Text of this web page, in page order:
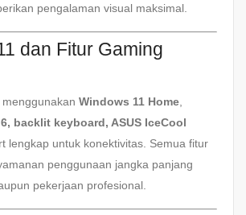
pengalaman visual maksimal.
dan Fitur Gaming
Windows 11 Home
backlit keyboard, ASUS IceCool
lengkap untuk konektivitas. Semua fitur
penggunaan jangka panjang
pekerjaan profesional.